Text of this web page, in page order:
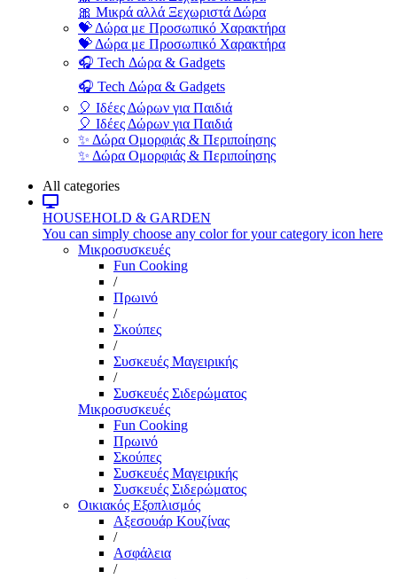
🎀 Μικρά αλλά Ξεχωριστά Δώρα
💝 Δώρα με Προσωπικό Χαρακτήρα
💝 Δώρα με Προσωπικό Χαρακτήρα
🎧 Tech Δώρα & Gadgets
🎧 Tech Δώρα & Gadgets
🎈 Ιδέες Δώρων για Παιδιά
🎈 Ιδέες Δώρων για Παιδιά
✨ Δώρα Ομορφιάς & Περιποίησης
✨ Δώρα Ομορφιάς & Περιποίησης
All categories
HOUSEHOLD & GARDEN
You can simply choose any color for your category icon here
Μικροσυσκευές
Fun Cooking
/
Πρωινό
/
Σκούπες
/
Συσκευές Μαγειρικής
/
Συσκευές Σιδερώματος
Μικροσυσκευές
Fun Cooking
Πρωινό
Σκούπες
Συσκευές Μαγειρικής
Συσκευές Σιδερώματος
Οικιακός Εξοπλισμός
Αξεσουάρ Κουζίνας
/
Ασφάλεια
/